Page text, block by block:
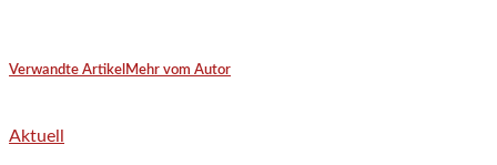
Verwandte Artikel Mehr vom Autor
Aktuell